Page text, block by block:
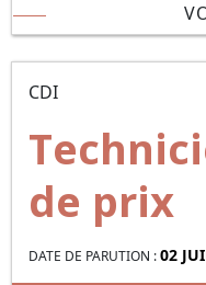
CDI
de prix
DATE DE PARUTION :02